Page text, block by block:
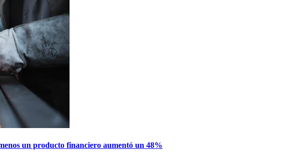
un producto financiero aumentó un 48%